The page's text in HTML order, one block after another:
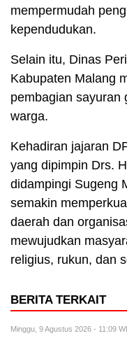
mempermudah
kependudukan.
Selain itu, Dinas
Kabupaten Malang
pembagian sayuran
warga.
Kehadiran jajaran
yang dipimpin Drs.
didampingi Sugeng
semakin
daerah dan
mewujudkan
religius, rukun, dan
BERITA TERKAIT
Minggu, 9 Agustus 2026 - 11:09